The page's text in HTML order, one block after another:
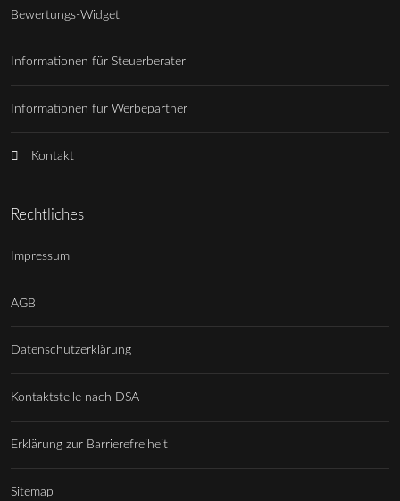
Bewertungs-Widget
Informationen für Steuerberater
Informationen für Werbepartner
Kontakt
Rechtliches
Impressum
AGB
Datenschutzerklärung
Kontaktstelle nach DSA
Erklärung zur Barrierefreiheit
Sitemap